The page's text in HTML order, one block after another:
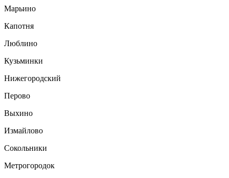
Марьино
Капотня
Люблино
Кузьминки
Нижегородский
Перово
Выхино
Измайлово
Сокольники
Метрогородок